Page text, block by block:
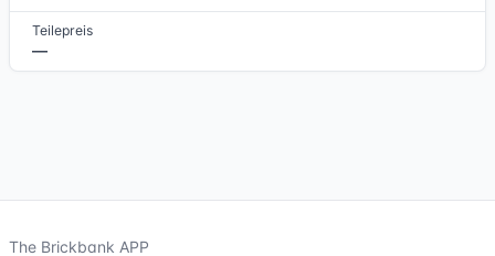
Teilepreis
—
The Brickbank APP